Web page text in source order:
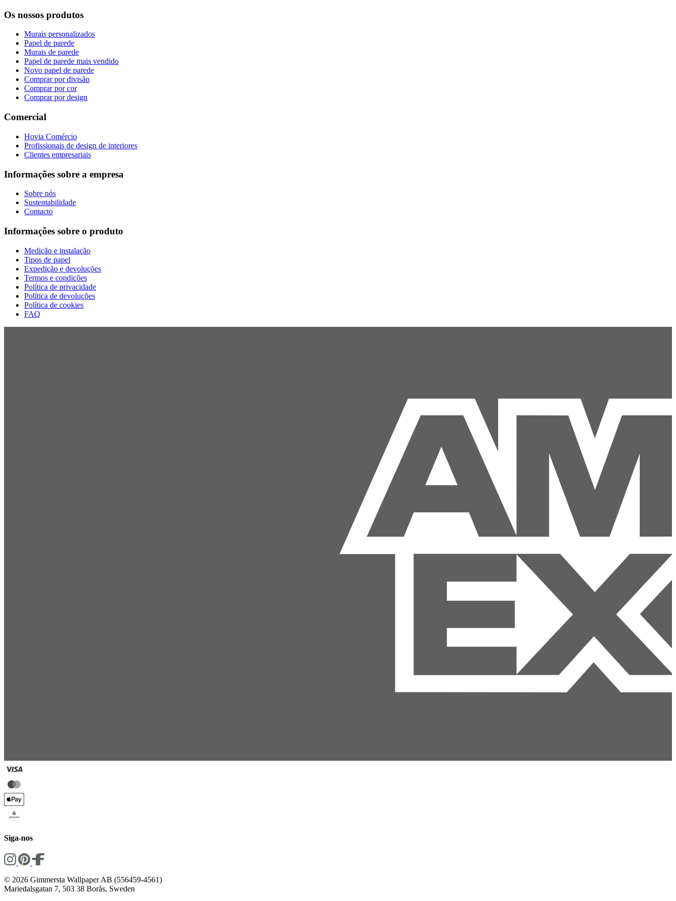
Os nossos produtos
Murais personalizados
Papel de parede
Murais de parede
Papel de parede mais vendido
Novo papel de parede
Comprar por divisão
Comprar por cor
Comprar por design
Comercial
Hovia Comércio
Profissionais de design de interiores
Clientes empresariais
Informações sobre a empresa
Sobre nós
Sustentabilidade
Contacto
Informações sobre o produto
Medição e instalação
Tipos de papel
Expedição e devoluções
Termos e condições
Política de privacidade
Política de devoluções
Política de cookies
FAQ
Siga-nos
© 2026 Gimmersta Wallpaper AB (556459-4561)
Mariedalsgatan 7, 503 38 Borås, Sweden